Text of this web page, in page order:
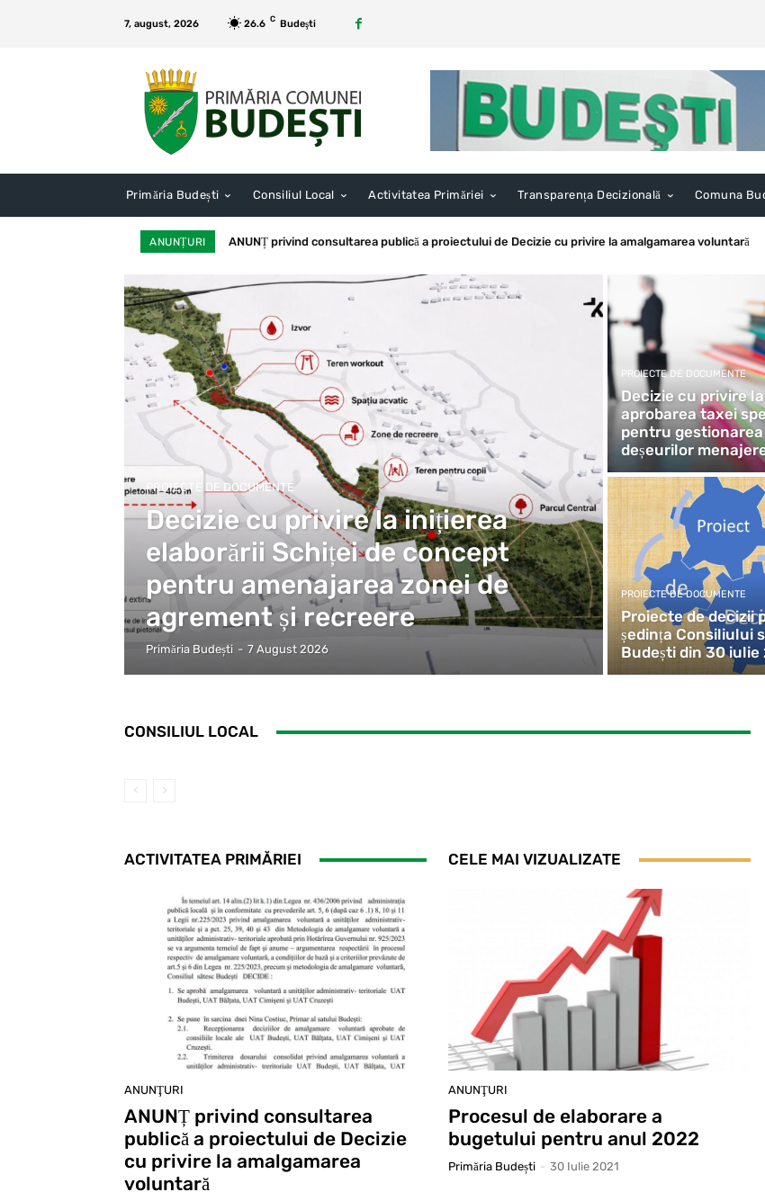
7, august, 2026 26.6 C Budeşti
Primăria Budești Consiliul Local Activitatea Primăriei Transparența Decizională Comuna
ANUNȚURI ANUNȚ privind consultarea publică a proiectului de Decizie cu privire la amalgamarea voluntară
Bugetul executat pentru lunile ianuarie-iunie 2026
PROIECTE DE DOCUMENTE
Decizie cu privire la inițierea
elaborării Schiței de concept
pentru amenajarea zonei de
agrement și recreere
Primăria Budești - 7 August 2026
PROIECTE DE DOCUMENTE
Decizie cu privire la
aprobarea taxei
pentru gestionarea
deșeurilor
PROIECTE DE DOCUMENTE
Proiecte de decizii
ședința Consiliului
Budești din 30 iulie
CONSILIUL LOCAL
ACTIVITATEA PRIMĂRIEI
ANUNŢURI
ANUNȚ privind consultarea
publică a proiectului de Decizie
cu privire la amalgamarea
voluntară
CELE MAI VIZUALIZATE
ANUNŢURI
Procesul de elaborare a
bugetului pentru anul 2022
Primăria Budești - 30 Iulie 2021